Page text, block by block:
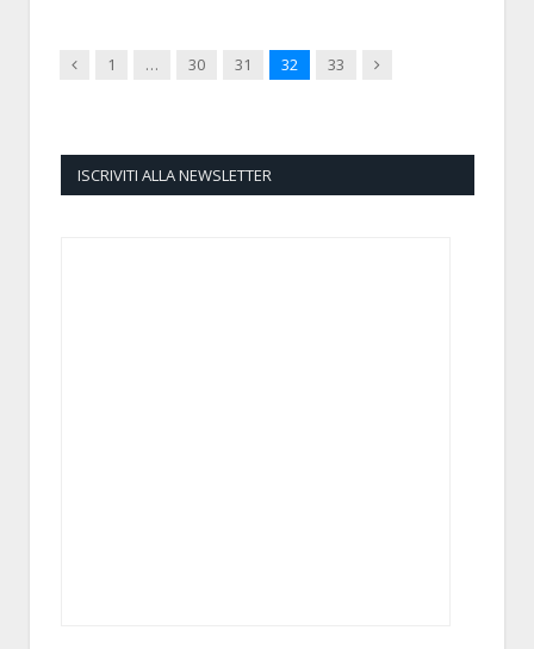
Previous
1 … 30 31 32 33 Next
ISCRIVITI ALLA NEWSLETTER